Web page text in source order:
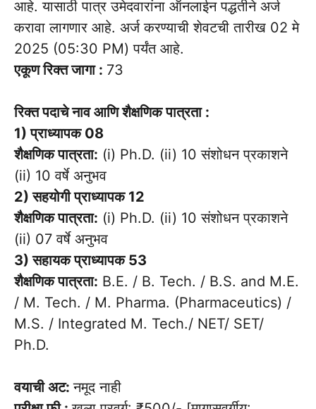
आहे. यासाठी पात्र उमेदवारांना ऑनलाईन पद्धतीने अर्ज
करावा लागणार आहे. अर्ज करण्याची शेवटची तारीख 02 मे
2025 (05:30 PM) पर्यंत आहे.
एकूण रिक्त जागा : 73
रिक्त पदाचे नाव आणि शैक्षणिक पात्रता :
1) प्राध्यापक 08
शैक्षणिक पात्रता: (i) Ph.D. (ii) 10 संशोधन प्रकाशने
(ii) 10 वर्षे अनुभव
2) सहयोगी प्राध्यापक 12
शैक्षणिक पात्रता: (i) Ph.D. (ii) 10 संशोधन प्रकाशने
(ii) 07 वर्षे अनुभव
3) सहायक प्राध्यापक 53
शैक्षणिक पात्रता: B.E. / B. Tech. / B.S. and M.E.
/ M. Tech. / M. Pharma. (Pharmaceutics) /
M.S. / Integrated M. Tech./ NET/ SET/
Ph.D.
वयाची अट:नमूद नाही